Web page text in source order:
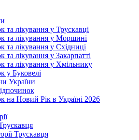
та лікування у Трускавці
та лікування у Моршині
та лікування у Східниці
та лікування у Закарпатті
та лікування у Хмільнику
у Буковелі
України
на Новий Рік в Україні 2026
Трускавця